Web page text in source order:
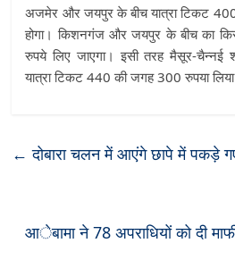
अजमेर और जयपुर के बीच यात्रा टिकट
होगा। किशनगंज और जयपुर के बीच का
रुपये लिए जाएगा। इसी तरह मैसूर-
यात्रा टिकट 440 की जगह 300 रुपया लिया
← दोबारा चलन में आएंगे छापे में पकड़े
आेबामा ने 78 अपराधियों को दी